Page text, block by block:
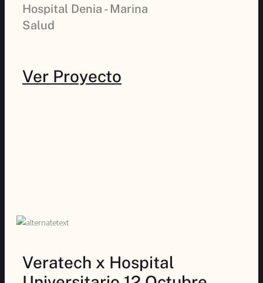
Hospital Denia - Marina
Salud
Ver Proyecto
Veratech x Hospital